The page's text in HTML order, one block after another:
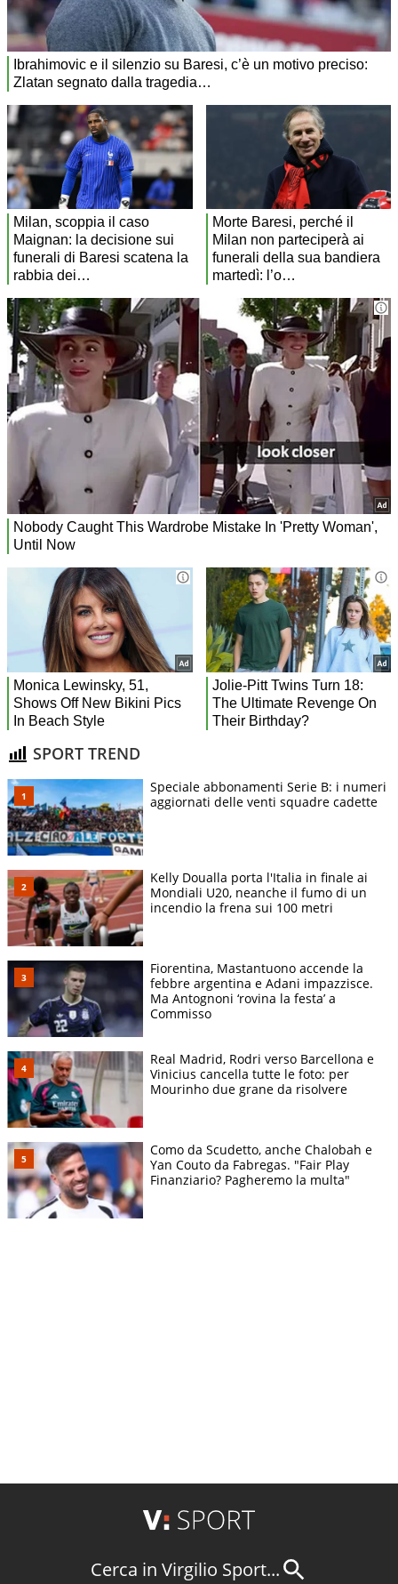
SPORT TREND
Speciale abbonamenti Serie B: i numeri
aggiornati delle venti squadre cadette
Kelly Doualla porta l'Italia in finale ai
Mondiali U20, neanche il fumo di un
incendio la frena sui 100 metri
Fiorentina, Mastantuono accende la
febbre argentina e Adani impazzisce.
Ma Antognoni ‘rovina la festa’ a
Commisso
Real Madrid, Rodri verso Barcellona e
Vinicius cancella tutte le foto: per
Mourinho due grane da risolvere
Como da Scudetto, anche Chalobah e
Yan Couto da Fabregas. "Fair Play
Finanziario? Pagheremo la multa"
Cerca in Virgilio Sport...